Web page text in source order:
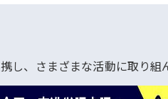
し、さまざまな活動に取り組